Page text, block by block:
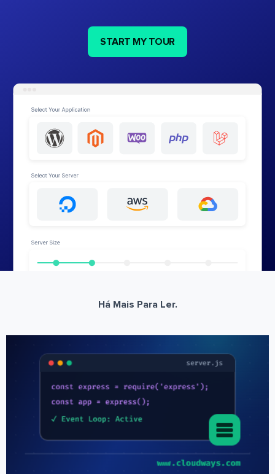
START MY TOUR
Há Mais Para Ler.